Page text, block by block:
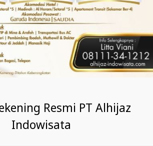
Resmi PT Alhijaz
Indowisata